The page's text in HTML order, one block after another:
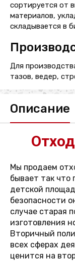
сортируется от
материалов,
складывается в
Для
тазов, ведер,
Описание
Мы продаем
бывает так что
детской
безопасности
случае старая
изготовления
Вторичный
всех сферах
ценится на